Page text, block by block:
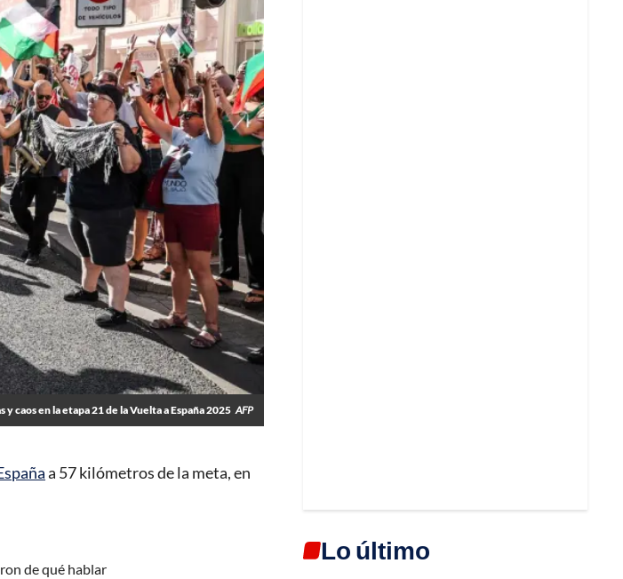
y caos en la etapa 21 de la Vuelta a España 2025 AFP
a 57 kilómetros de la meta, en
de qué hablar
Lo último